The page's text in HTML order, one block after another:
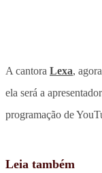
A cantora Lexa,
ela será a
programação de
Leia também